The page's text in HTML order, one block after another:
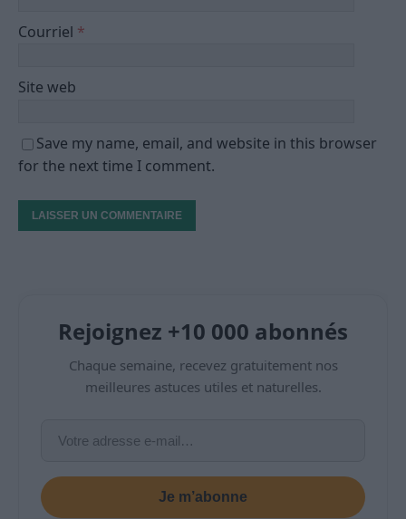
Courriel *
Site web
Save my name, email, and website in this browser
for the next time I comment.
Rejoignez +10 000 abonnés
Chaque semaine, recevez gratuitement nos
meilleures astuces utiles et naturelles.
Je m’abonne